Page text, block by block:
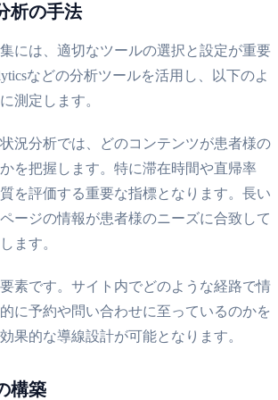
析の手法
には、適切なツールの選択と設定が重要
などの分析ツールを活用し、以下のよ
測定します。
況分析では、どのコンテンツが患者様の
を把握します。特に滞在時間や直帰率
を評価する重要な指標となります。長い
ージの情報が患者様のニーズに合致して
ます。
素です。サイト内でどのような経路で情
に予約や問い合わせに至っているのかを
果的な導線設計が可能となります。
構築